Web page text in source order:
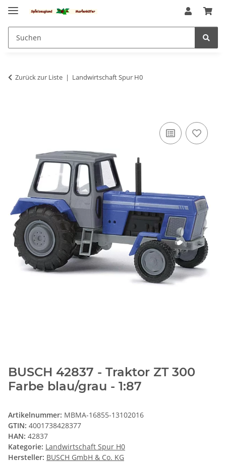
Zurück zur Liste Landwirtschaft Spur H0
BUSCH 42837 - Traktor ZT 300
Farbe blau/grau - 1:87
Artikelnummer: MBMA-16855-13102016
GTIN: 4001738428377
HAN: 42837
Kategorie: Landwirtschaft Spur H0
Hersteller: BUSCH GmbH & Co. KG